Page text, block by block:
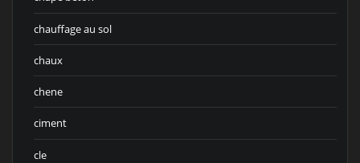
chauffage au sol
chaux
chene
ciment
cle